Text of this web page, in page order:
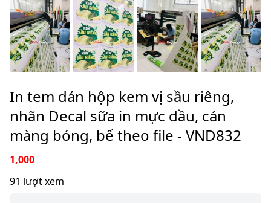
In tem dán hộp kem vị sầu riêng,
nhãn Decal sữa in mực dầu, cán
màng bóng, bế theo file - VND832
1,000
91 lượt xem